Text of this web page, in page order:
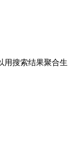
用搜索结果聚合生